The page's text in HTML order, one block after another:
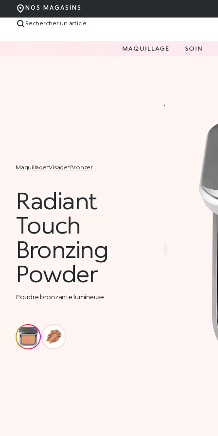
NOS MAGASINS
MAQUILLAGE SOIN
maquillage* visage* bronzer
Radiant
Touch
Bronzing
Powder
Poudre bronzante lumineuse